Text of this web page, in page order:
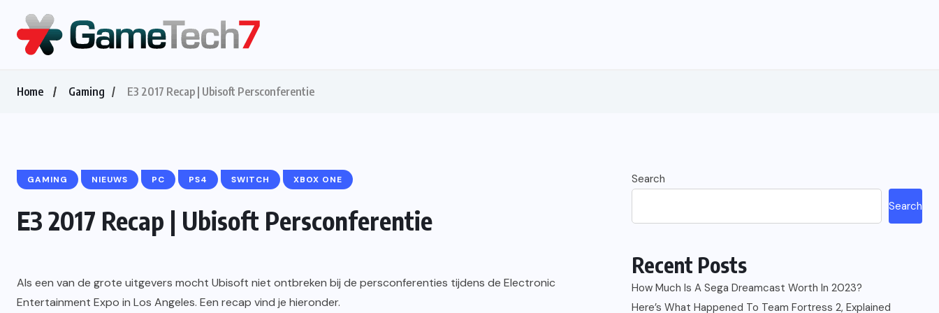
Home Gaming E3 2017 Recap | Ubisoft Persconferentie
GAMING NIEUWS PC PS4 SWITCH XBOX ONE
E3 2017 Recap | Ubisoft Persconferentie
Als een van de grote uitgevers mocht Ubisoft niet ontbreken bij de persconferenties tijdens de Electronic
Entertainment Expo in Los Angeles. Een recap vind je hieronder.
Search
Search
Recent Posts
How Much Is A Sega Dreamcast Worth In 2023?
Here’s What Happened To Team Fortress 2, Explained